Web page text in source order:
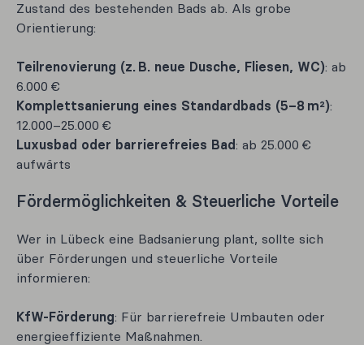
Zustand des bestehenden Bads ab. Als grobe
Orientierung:
Teilrenovierung (z. B. neue Dusche, Fliesen, WC): ab
6.000 €
Komplettsanierung eines Standardbads (5–8 m²):
12.000–25.000 €
Luxusbad oder barrierefreies Bad: ab 25.000 €
aufwärts
Fördermöglichkeiten & Steuerliche Vorteile
Wer in Lübeck eine Badsanierung plant, sollte sich
über Förderungen und steuerliche Vorteile
informieren:
KfW-Förderung: Für barrierefreie Umbauten oder
energieeffiziente Maßnahmen.